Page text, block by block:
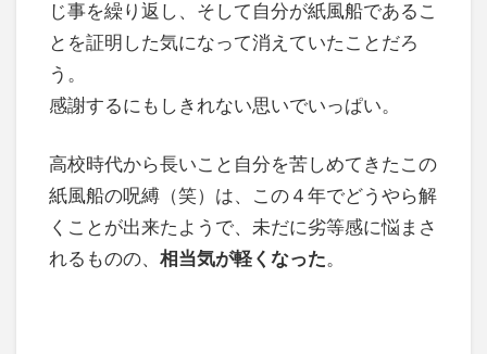
じ事を繰り返し、そして自分が紙風船であるこ
とを証明した気になって消えていたことだろ
う。
感謝するにもしきれない思いでいっぱい。
高校時代から長いこと自分を苦しめてきたこの
紙風船の呪縛（笑）は、この４年でどうやら解
くことが出来たようで、未だに劣等感に悩まさ
れるものの、 相当気が軽くなった。